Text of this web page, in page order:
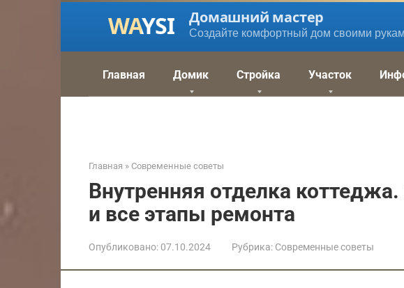
Домашний мастер
Создайте комфортный дом своими
Главная Домик Стройка Участок
Главная » Современные советы
Внутренняя отделка
и все этапы ремонта
Опубликовано: 07.10.2024 Рубрика: Современные советы